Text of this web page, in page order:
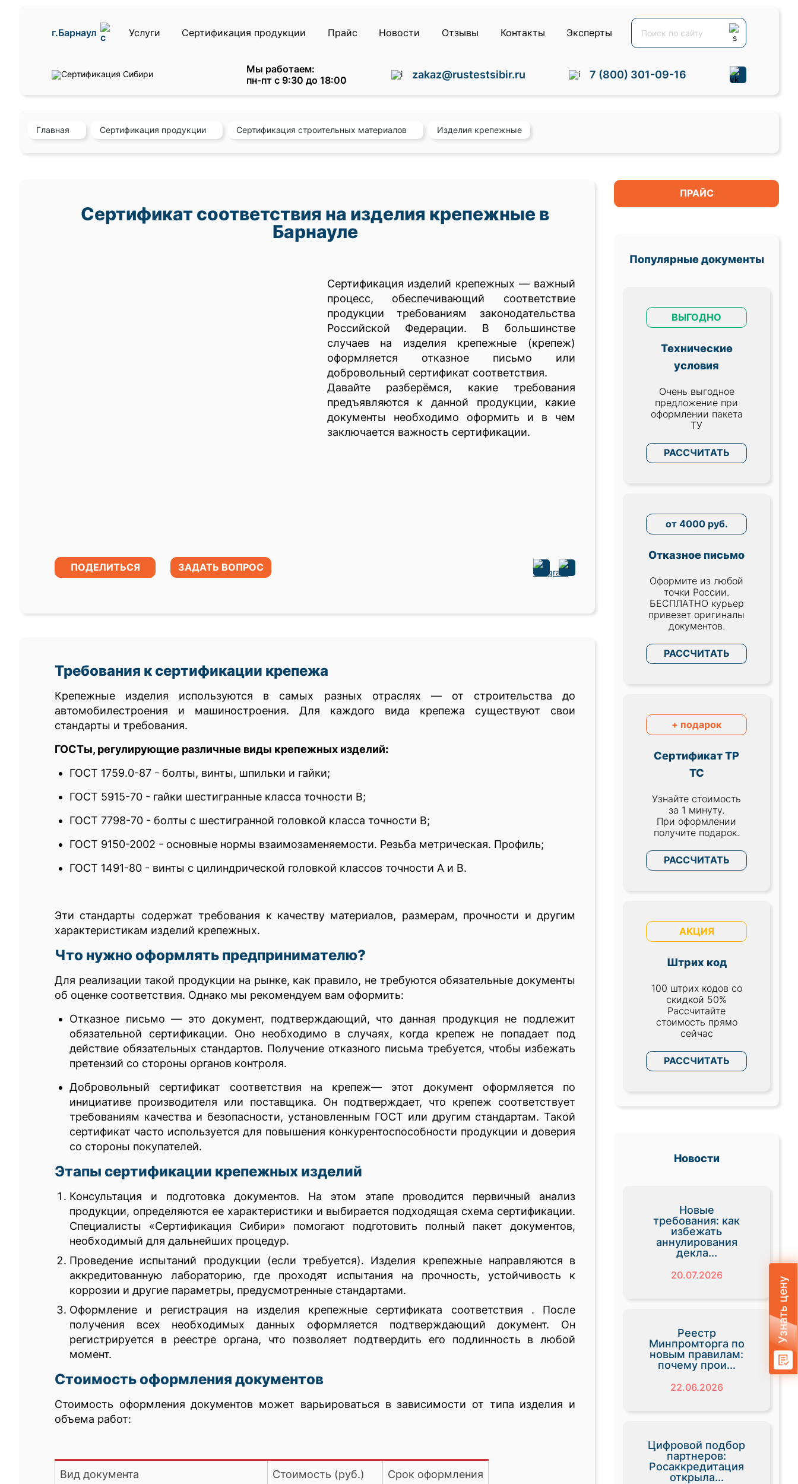
г.Барнаул Услуги Сертификация продукции Прайс Новости Отзывы Контакты Эксперты
Мы работаем:
пн-пт с 9:30 до 18:00
zakaz@rustestsibir.ru 7 (800) 301-09-16
Главная Сертификация продукции Сертификация строительных материалов Изделия крепежные
Сертификат соответствия на изделия крепежные в
Барнауле
Сертификация изделий крепежных — важный
процесс, обеспечивающий соответствие
продукции требованиям законодательства
Российской Федерации. В большинстве
случаев на изделия крепежные (крепеж)
оформляется отказное письмо или
добровольный сертификат соответствия.
Давайте разберёмся, какие требования
предъявляются к данной продукции, какие
документы необходимо оформить и в чем
заключается важность сертификации.
ПОДЕЛИТЬСЯ ЗАДАТЬ ВОПРОС
Требования к сертификации крепежа
Крепежные изделия используются в самых разных отраслях — от строительства до
автомобилестроения и машиностроения. Для каждого вида крепежа существуют свои
стандарты и требования.
ГОСТы, регулирующие различные виды крепежных изделий:
ГОСТ 1759.0-87 - болты, винты, шпильки и гайки;
ГОСТ 5915-70 - гайки шестигранные класса точности В;
ГОСТ 7798-70 - болты с шестигранной головкой класса точности В;
ГОСТ 9150-2002 - основные нормы взаимозаменяемости. Резьба метрическая. Профиль;
ГОСТ 1491-80 - винты с цилиндрической головкой классов точности А и В.
Эти стандарты содержат требования к качеству материалов, размерам, прочности и другим
характеристикам изделий крепежных.
Что нужно оформлять предпринимателю?
Для реализации такой продукции на рынке, как правило, не требуются обязательные документы
об оценке соответствия. Однако мы рекомендуем вам оформить:
Отказное письмо — это документ, подтверждающий, что данная продукция не подлежит
обязательной сертификации. Оно необходимо в случаях, когда крепеж не попадает под
действие обязательных стандартов. Получение отказного письма требуется, чтобы избежать
претензий со стороны органов контроля.
Добровольный сертификат соответствия на крепеж— этот документ оформляется по
инициативе производителя или поставщика. Он подтверждает, что крепеж соответствует
требованиям качества и безопасности, установленным ГОСТ или другим стандартам. Такой
сертификат часто используется для повышения конкурентоспособности продукции и доверия
со стороны покупателей.
Этапы сертификации крепежных изделий
Консультация и подготовка документов. На этом этапе проводится первичный анализ
продукции, определяются ее характеристики и выбирается подходящая схема сертификации.
Специалисты «Сертификация Сибири» помогают подготовить полный пакет документов,
необходимый для дальнейших процедур.
Проведение испытаний продукции (если требуется). Изделия крепежные направляются в
аккредитованную лабораторию, где проходят испытания на прочность, устойчивость к
коррозии и другие параметры, предусмотренные стандартами.
Оформление и регистрация на изделия крепежные сертификата соответствия . После
получения всех необходимых данных оформляется подтверждающий документ. Он
регистрируется в реестре органа, что позволяет подтвердить его подлинность в любой
момент.
Стоимость оформления документов
Стоимость оформления документов может варьироваться в зависимости от типа изделия и
объема работ:
Вид документа Стоимость (руб.) Срок оформления
ПРАЙС
Популярные документы
Технические
условия
ВЫГОДНО
Очень выгодное
предложение при
оформлении пакета
ТУ
РАССЧИТАТЬ
Отказное письмо
от 4000 руб.
Оформите из любой
точки России.
БЕСПЛАТНО курьер
привезет оригиналы
документов.
РАССЧИТАТЬ
Сертификат ТР
ТС
+ подарок
Узнайте стоимость
за 1 минуту.
При оформлении
получите подарок.
РАССЧИТАТЬ
Штрих код
АКЦИЯ
100 штрих кодов со
скидкой 50%
Рассчитайте
стоимость прямо
сейчас
РАССЧИТАТЬ
Новости
Новые
требования: как
избежать
аннулирования
декла...
20.07.2026
Реестр
Минпромторга по
новым правилам:
почему прои...
22.06.2026
Цифровой подбор
партнеров:
Росаккредитация
открыла...
Узнать цену